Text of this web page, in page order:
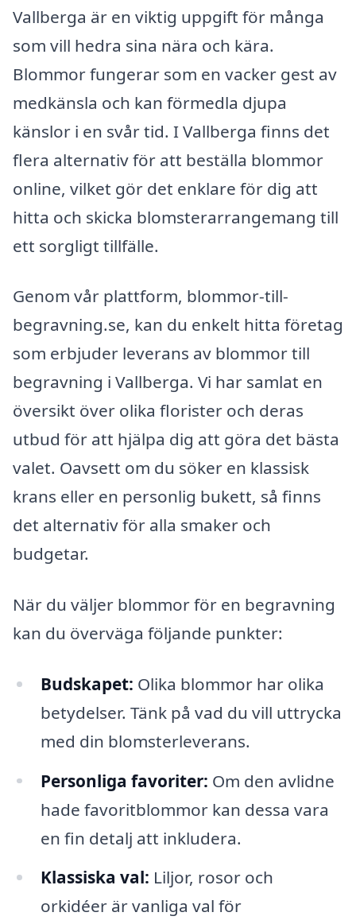
Vallberga är en viktig uppgift för många
som vill hedra sina nära och kära.
Blommor fungerar som en vacker gest av
medkänsla och kan förmedla djupa
känslor i en svår tid. I Vallberga finns det
flera alternativ för att beställa blommor
online, vilket gör det enklare för dig att
hitta och skicka blomsterarrangemang till
ett sorgligt tillfälle.
Genom vår plattform, blommor-till-
begravning.se, kan du enkelt hitta företag
som erbjuder leverans av blommor till
begravning i Vallberga. Vi har samlat en
översikt över olika florister och deras
utbud för att hjälpa dig att göra det bästa
valet. Oavsett om du söker en klassisk
krans eller en personlig bukett, så finns
det alternativ för alla smaker och
budgetar.
När du väljer blommor för en begravning
kan du överväga följande punkter:
Budskapet: Olika blommor har olika
betydelser. Tänk på vad du vill uttrycka
med din blomsterleverans.
Personliga favoriter: Om den avlidne
hade favoritblommor kan dessa vara
en fin detalj att inkludera.
Klassiska val: Liljor, rosor och
orkidéer är vanliga val för